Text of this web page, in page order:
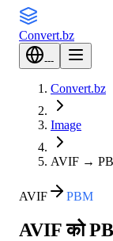
Convert.bz
---
Convert.bz
Image
AVIF →
AVIF PBM
AVIF को